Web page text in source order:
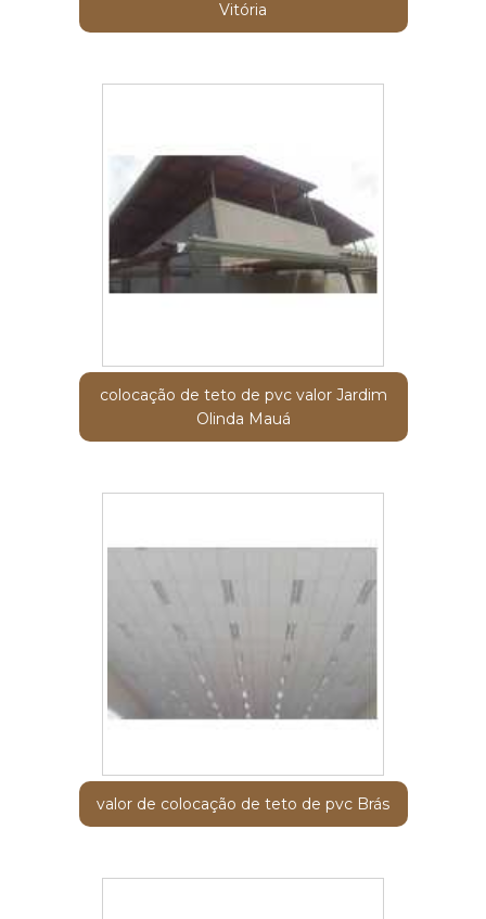
Vitória
colocação de teto de pvc valor Jardim
Olinda Mauá
valor de colocação de teto de pvc Brás